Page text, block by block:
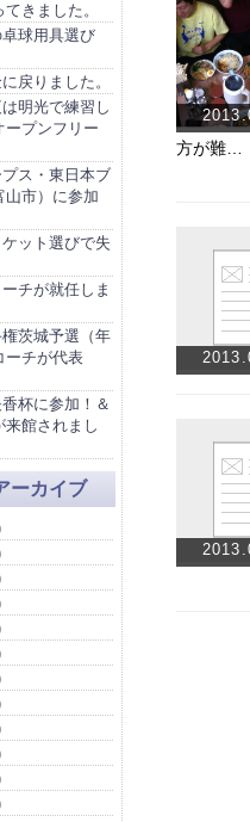
方が難…
きました。
球用具選び
戻りました。
明光で練習し
プンフリー
ス・東日本ブ
山市）に参加
ット選びで失
チが就任しま
茨城予選（年
ーチが代表
杯に参加！＆
館されまし
カイブ